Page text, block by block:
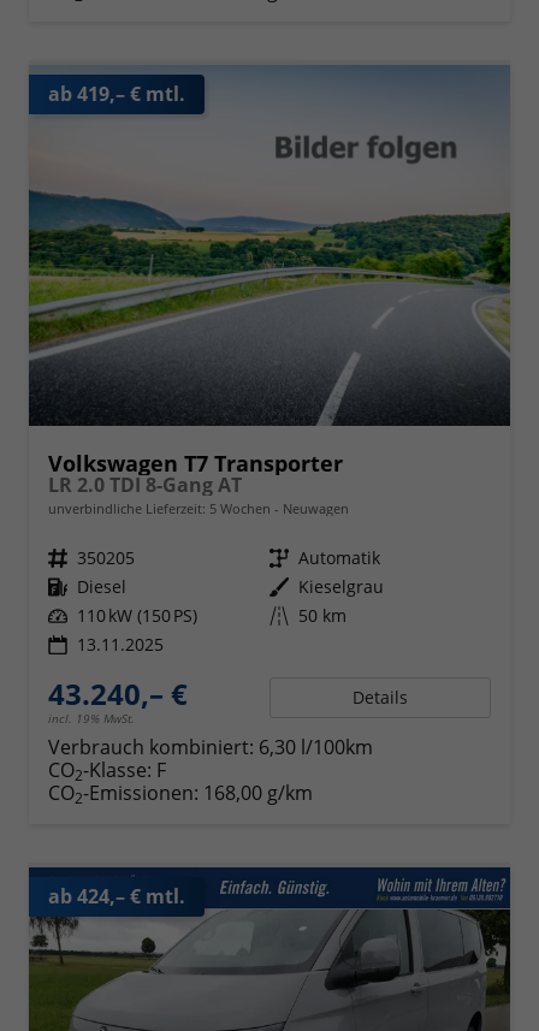
ab 419,– € mtl.
Volkswagen T7 Transporter
LR 2.0 TDI 8-Gang AT
unverbindliche Lieferzeit: 5 Wochen Neuwagen
Fahrzeugnr. 350205 Getriebe Automatik
Kraftstoff Diesel Außenfarbe Kieselgrau
Leistung 110 kW (150 PS) Kilometerstand 50 km
13.11.2025
43.240,– €
incl. 19% MwSt.
Details
Verbrauch kombiniert: 6,30 l/100km
CO2-Klasse: F
CO2-Emissionen: 168,00 g/km
ab 424,– € mtl.